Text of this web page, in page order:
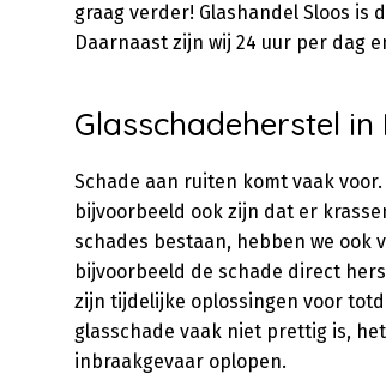
graag verder! Glashandel Sloos is
Daarnaast zijn wij 24 uur per dag
Glasschadeherstel
Schade aan ruiten komt vaak
bijvoorbeeld ook zijn dat er
schades bestaan, hebben we ook
bijvoorbeeld de schade direct
zijn tijdelijke oplossingen voor
glasschade vaak niet prettig is,
inbraakgevaar oplopen.